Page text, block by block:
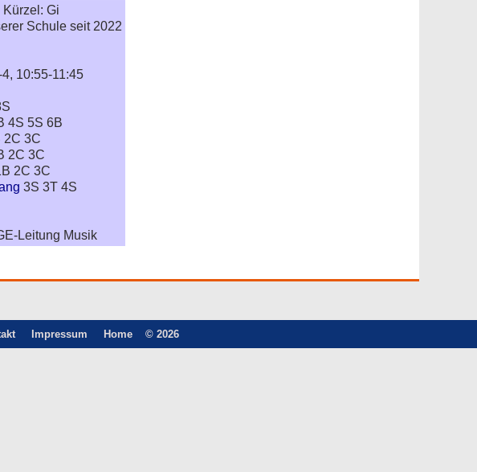
Kürzel: Gi
Schule seit 2022
10:55-11:45
4S 5S 6B
2C 3C
2C 3C
2C 3C
3S 3T 4S
Leitung Musik
Impressum Home © 2026